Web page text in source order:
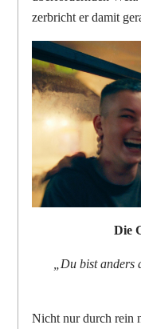
zerbricht er damit
Die
„Du bist
Nicht nur durch rein